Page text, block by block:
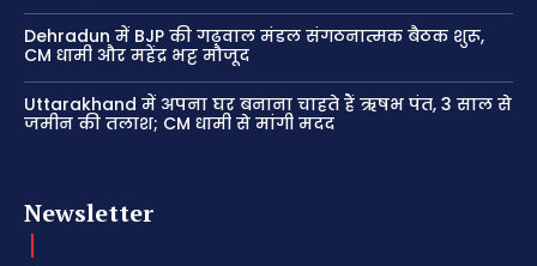
Dehradun में BJP की गढ़वाल मंडल संगठनात्मक बैठक शुरू,
CM धामी और महेंद्र भट्ट मौजूद
Uttarakhand में अपना घर बनाना चाहते हैं ऋषभ पंत, 3 साल से
जमीन की तलाश; CM धामी से मांगी मदद
Newsletter